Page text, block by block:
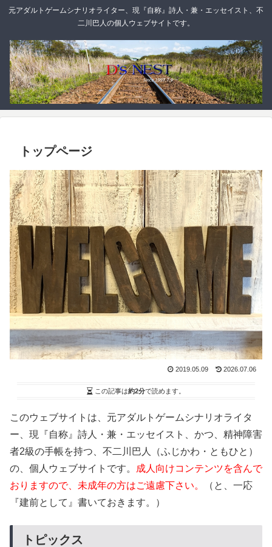
元アダルトゲームシナリオライター、現『自称』詩人・兼・エッセイスト、不
二川巴人の個人ウェブサイトです。
トップページ
2019.05.09 2026.07.06
この記事は約2分で読めます。
このウェブサイトは、元アダルトゲームシナリオライタ
ー、現『自称』詩人・兼・エッセイスト、かつ、精神障害
者2級の手帳を持つ、不二川巴人（ふじかわ・ともひと）
の、個人ウェブサイトです。
成人向けコンテンツを含んで
おりますので、未成年の方はご遠慮下さい。
（と、一応
『建前として』書いておきます。）
トピックス